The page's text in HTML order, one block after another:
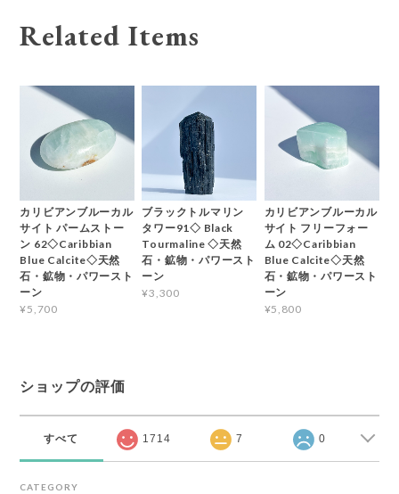
Related Items
カリビアンブルーカル
サイト パームストー
ン 62◇Caribbian
Blue Calcite◇天然
石・鉱物・パワースト
ーン
¥5,700
ブラックトルマリン
タワー91◇ Black
Tourmaline ◇天然
石・鉱物・パワースト
ーン
¥3,300
カリビアンブルーカル
サイト フリーフォー
ム 02◇Caribbian
Blue Calcite◇天然
石・鉱物・パワースト
ーン
¥5,800
ショップの評価
すべて 1714 7 0
CATEGORY